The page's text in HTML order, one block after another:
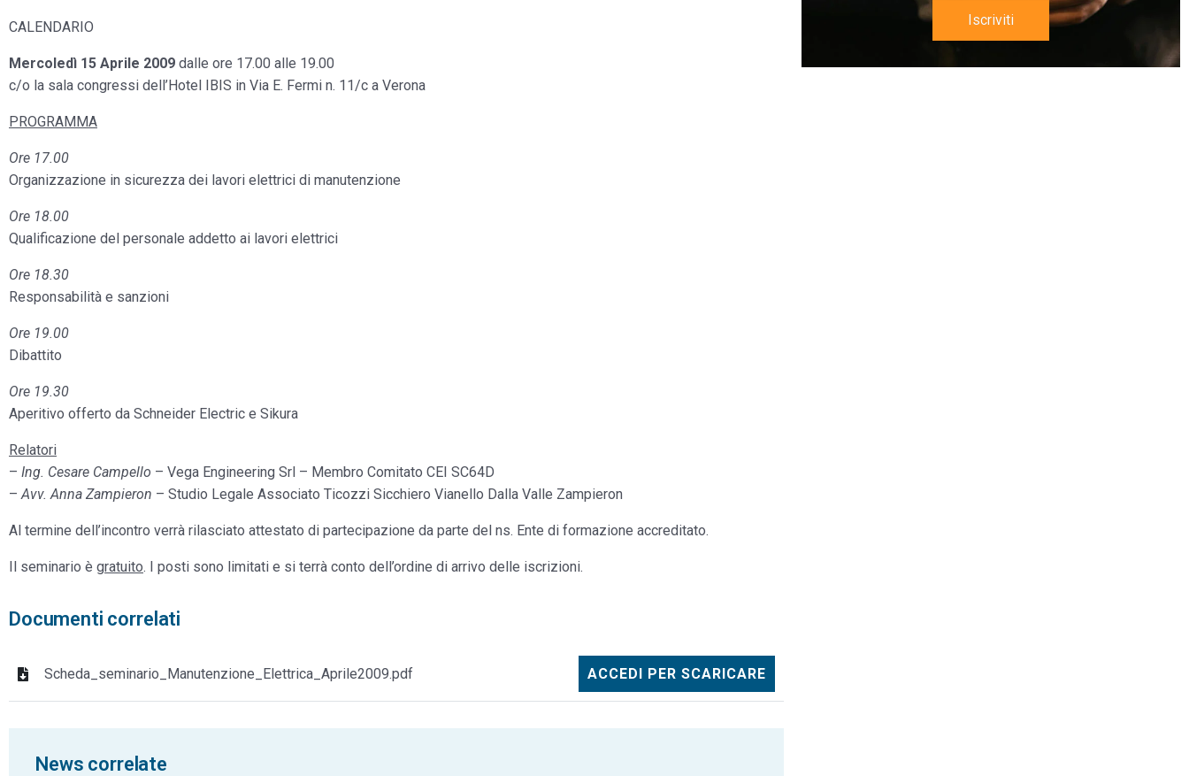
CALENDARIO
Mercoledì 15 Aprile 2009 dalle ore 17.00 alle 19.00
c/o la sala congressi dell’Hotel IBIS in Via E. Fermi n. 11/c a Verona
PROGRAMMA
Ore 17.00
Organizzazione in sicurezza dei lavori elettrici di manutenzione
Ore 18.00
Qualificazione del personale addetto ai lavori elettrici
Ore 18.30
Responsabilità e sanzioni
Ore 19.00
Dibattito
Ore 19.30
Aperitivo offerto da Schneider Electric e Sikura
Relatori
– Ing. Cesare Campello – Vega Engineering Srl – Membro Comitato CEI SC64D
–Avv. Anna Zampieron – Studio Legale Associato Ticozzi Sicchiero Vianello Dalla Valle Zampieron
Al termine dell’incontro verrà rilasciato attestato di partecipazione da parte del ns. Ente di formazione accreditato.
Il seminario è gratuito. I posti sono limitati e si terrà conto dell’ordine di arrivo delle iscrizioni.
Documenti correlati
Scheda_seminario_Manutenzione_Elettrica_Aprile2009.pdf ACCEDI PER SCARICARE
News correlate
Iscriviti